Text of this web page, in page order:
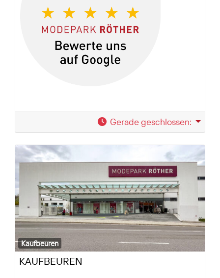
Gerade geschlossen:
Kaufbeuren
KAUFBEUREN